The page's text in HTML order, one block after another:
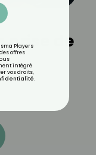
prise de
Players
offres
intégré
vos droits,
.